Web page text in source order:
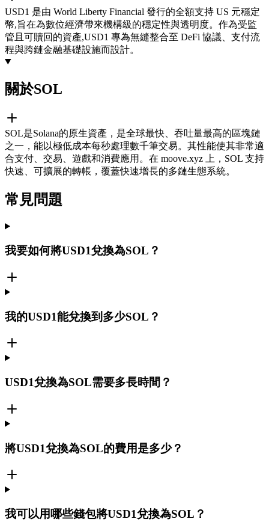
USD1 是由 World Liberty Financial 發行的全額支持 US 元穩定
幣,旨在為數位經濟帶來機構級的穩定性與透明度。作為受監
管且可贖回的資產,USD1 專為無縫整合至 DeFi 協議、支付流
程與跨鏈金融基礎設施而設計。
關於SOL
SOL是Solana的原生資產，是全球最快、吞吐量最高的區塊鏈
之一，能以極低成本每秒處理數千筆交易。其性能使其非常適
合支付、交易、遊戲和消費應用。在 moove.xyz 上，SOL 支持
快速、可擴展的轉帳，覆蓋快速增長的多鏈生態系統。
常見問題
我要如何將USD1兌換為SOL？
我的USD1能兌換到多少SOL？
USD1兌換為SOL需要多長時間？
將USD1兌換為SOL的費用是多少？
我可以用哪些錢包將USD1兌換為SOL？